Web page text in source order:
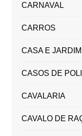
CARNAVAL
CARROS
CASA E JARDIM
CASOS DE
CAVALARIA
CAVALO DE